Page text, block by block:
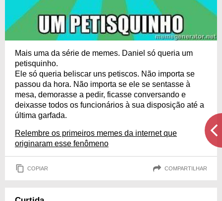
Mais uma da série de memes. Daniel só queria um
petisquinho.
Ele só queria beliscar uns petiscos. Não importa se
passou da hora. Não importa se ele se sentasse à
mesa, demorasse a pedir, ficasse conversando e
deixasse todos os funcionários à sua disposição até a
última garfada.
Relembre os primeiros memes da internet que
originaram esse fenômeno
COPIAR COMPARTILHAR